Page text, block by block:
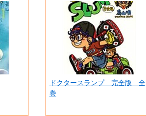
ドクタースランプ 完全版 全
巻